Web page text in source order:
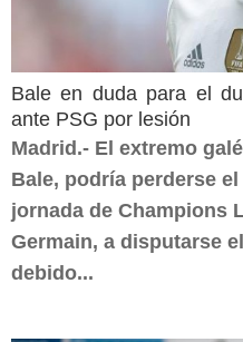
Bale en duda para el
ante PSG por lesión
Madrid.- El extremo
Bale, podría perderse
jornada de Champions
Germain, a disputarse
debido...